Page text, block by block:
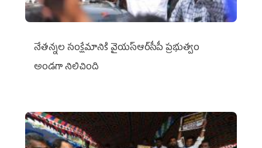
నేతన్నల సంక్షేమానికి వైయ‌స్ఆర్‌సీపీ ప్రభుత్వం
అండగా నిలిచింది